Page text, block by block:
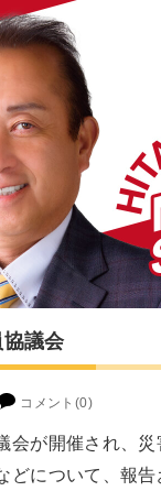
協議会
コメント(0)
会が開催され、
どについて、報